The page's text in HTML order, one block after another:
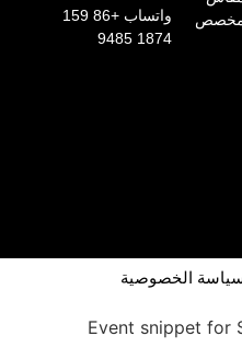
واتساب +86 159
1874 9485
الخصوصية
!-- Event snippet